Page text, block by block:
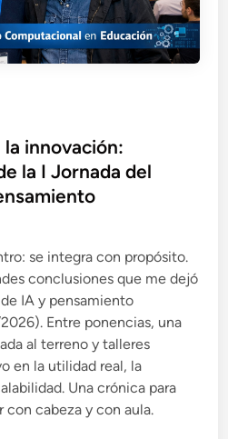
la innovación:
la I Jornada del
se integra con propósito.
conclusiones que me dejó
IA y pensamiento
Entre ponencias, una
al terreno y talleres
en la utilidad real, la
Una crónica para
con cabeza y con aula.